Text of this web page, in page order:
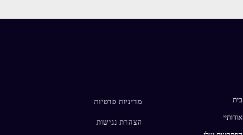
בית
אודותיי
מדיניות פרטיות
הצהרת נגישות